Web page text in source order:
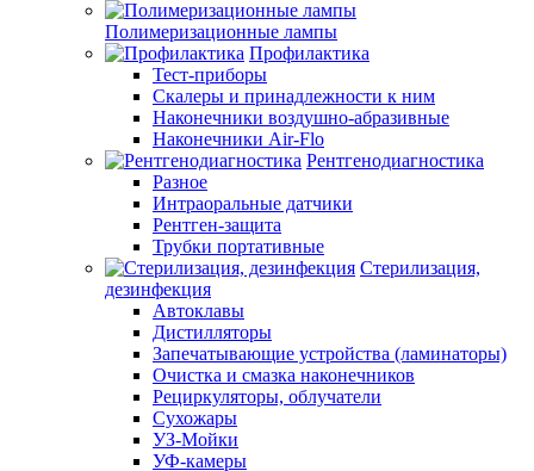
Полимеризационные лампы
Профилактика
Тест-приборы
Скалеры и принадлежности к ним
Наконечники воздушно-абразивные
Наконечники Air-Flo
Рентгенодиагностика
Разное
Интраоральные датчики
Рентген-защита
Трубки портативные
Стерилизация,
дезинфекция
Автоклавы
Дистилляторы
Запечатывающие устройства (ламинаторы)
Очистка и смазка наконечников
Рециркуляторы, облучатели
Сухожары
УЗ-Мойки
УФ-камеры